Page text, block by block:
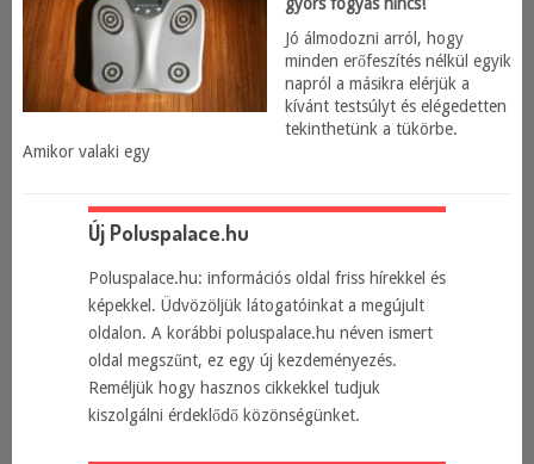
Jó álmodozni arról, hogy
minden erőfeszítés nélkül egyik
napról a másikra elérjük a
kívánt testsúlyt és elégedetten
tekinthetünk a tükörbe.
Amikor valaki egy
Új Poluspalace.hu
Poluspalace.hu: információs oldal friss hírekkel és
képekkel. Üdvözöljük látogatóinkat a megújult
oldalon. A korábbi poluspalace.hu néven ismert
oldal megszűnt, ez egy új kezdeményezés.
Reméljük hogy hasznos cikkekkel tudjuk
kiszolgálni érdeklődő közönségünket.